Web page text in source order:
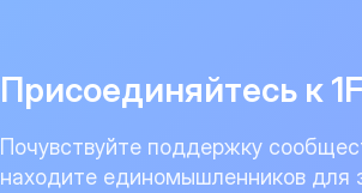
Присоединяйтесь к
Почувствуйте поддержку
находите единомышленников для